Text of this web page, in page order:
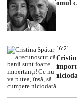
omul
16:21